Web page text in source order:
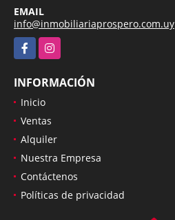
EMAIL
info@inmobiliariaprospero.com.uy
FacebookInstagram
INFORMACIÓN
Inicio
Ventas
Alquiler
Nuestra Empresa
Contáctenos
Políticas de privacidad